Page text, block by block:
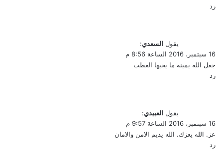
رد
يقول السعدي:
16 سبتمبر، 2016 الساعة 8:56 م
جعل الله يمينه ما يجيها العطب
رد
يقول العبيدي:
16 سبتمبر، 2016 الساعة 9:57 م
عز. الله يعزك. الله يديم الامن والامان
رد